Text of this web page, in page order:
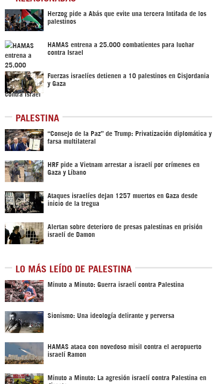
Herzog pide a Abás que evite una tercera Intifada de los
palestinos
HAMAS entrena a 25.000 combatientes para luchar
contra Israel
Fuerzas israelíes detienen a 10 palestinos en Cisjordania
y Gaza
PALESTINA
“Consejo de la Paz” de Trump: Privatización diplomática y
farsa multilateral
HRF pide a Vietnam arrestar a israelí por crímenes en
Gaza y Líbano
Ataques israelíes dejan 1257 muertos en Gaza desde
inicio de la tregua
Alertan sobre deterioro de presas palestinas en prisión
israelí de Damon
LO MÁS LEÍDO DE PALESTINA
Minuto a Minuto: Guerra israelí contra Palestina
Sionismo: Una ideología delirante y perversa
HAMAS ataca con novedoso misil contra el aeropuerto
israelí Ramon
Minuto a Minuto: La agresión israelí contra Palestina en